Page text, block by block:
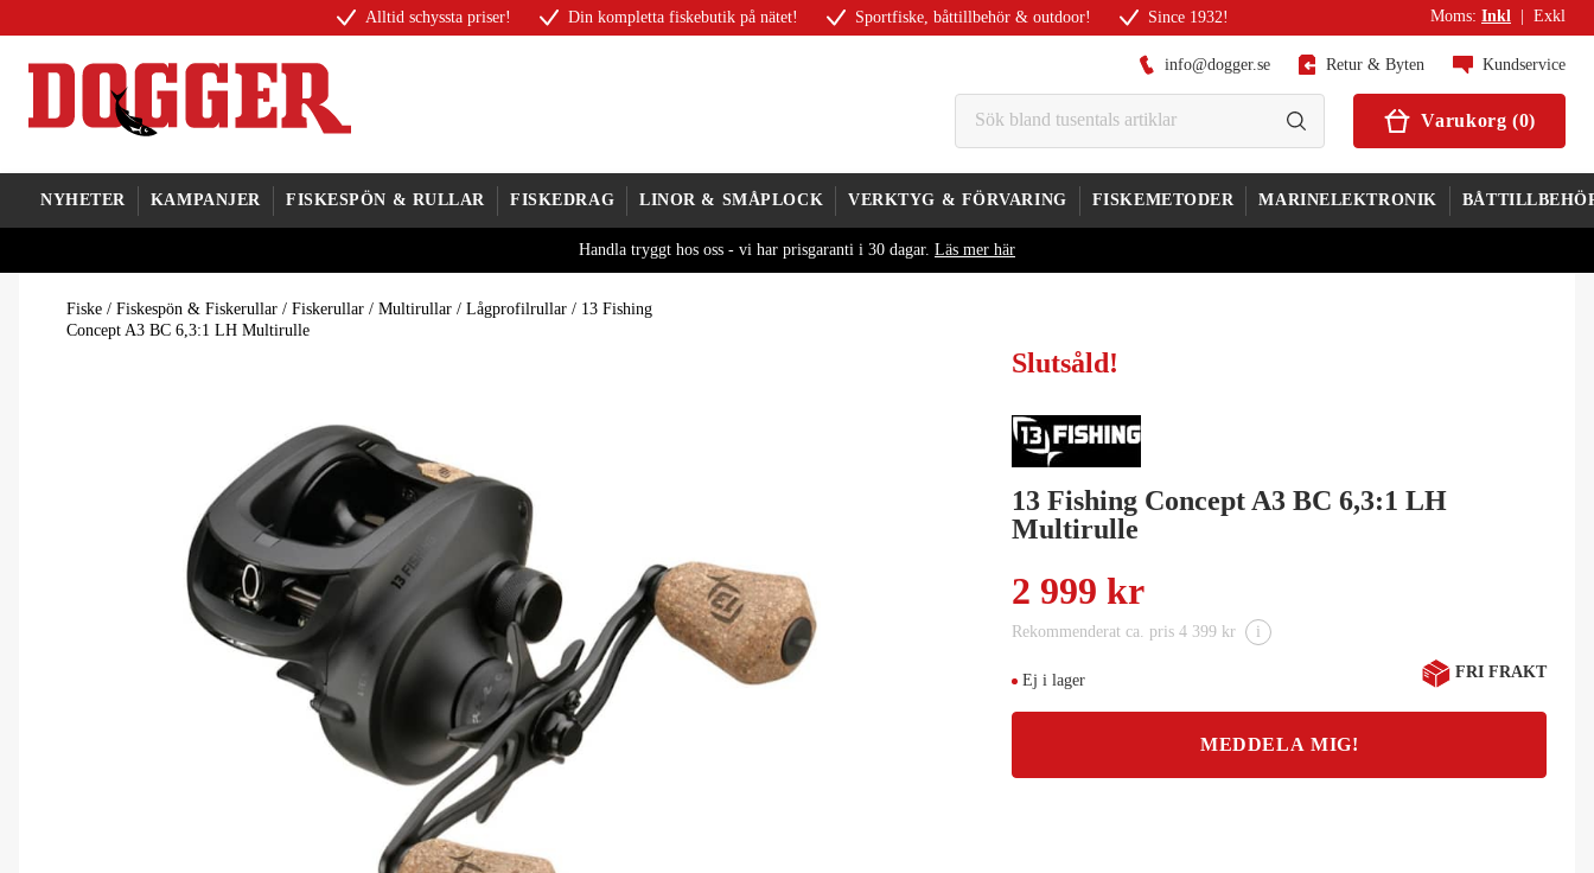
Alltid schyssta priser! Din kompletta fiskebutik på nätet! Sportfiske, båttillbehör & outdoor! Since 1932! Moms: Inkl Exkl
info@dogger.se Retur & Byten Kundservice
Varukorg (0)
NYHETER KAMPANJER FISKESPÖN & RULLAR FISKEDRAG LINOR & SMÅPLOCK VERKTYG & FÖRVARING FISKEMETODER MARINELEKTRONIK
Handla tryggt hos oss - vi har prisgaranti i 30 dagar. Läs mer här
Fiske / Fiskespön & Fiskerullar / Fiskerullar / Multirullar / Lågprofilrullar / 13 Fishing
Concept A3 BC 6,3:1 LH Multirulle
Slutsåld!
13 Fishing Concept A3 BC 6,3:1 LH
Multirulle
2 999 kr
Rekommenderat ca. pris 4 399 kr i
Ej i lager FRI FRAKT
MEDDELA MIG!